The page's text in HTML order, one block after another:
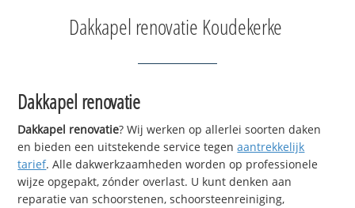
Dakkapel renovatie Koudekerke
Dakkapel renovatie
Dakkapel renovatie? Wij werken op allerlei soorten daken
en bieden een uitstekende service tegenaantrekkelijk
tarief. Alle dakwerkzaamheden worden op professionele
wijze opgepakt, zónder overlast. U kunt denken aan
reparatie van schoorstenen, schoorsteenreiniging,